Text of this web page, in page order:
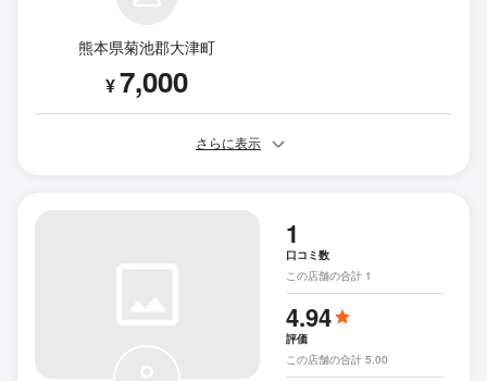
熊本県菊池郡大津町
¥7,000
さらに表示
1
口コミ数
この店舗の合計 1
4.94
評価
この店舗の合計 5.00